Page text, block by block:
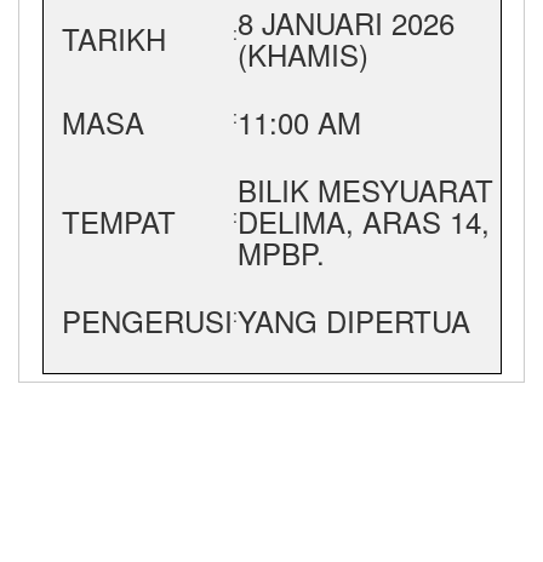
TARIKH
:8 JANUARI 2026
(KHAMIS)
MASA
:11:00 AM
TEMPAT :
BILIK MESYUARAT
DELIMA, ARAS 14,
MPBP.
PENGERUSI:YANG DIPERTUA